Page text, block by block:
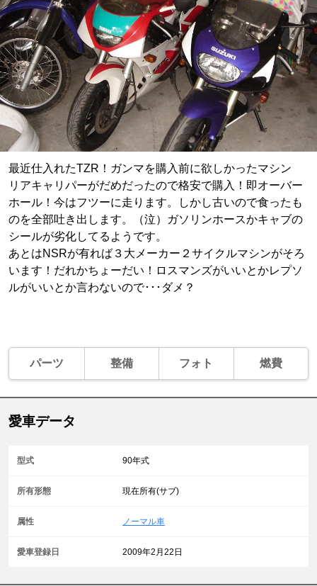
最近仕入れたTZR！ガンマを購入前に欲しかったマシン
リアキャリパーがだめだったので格安で購入！即オーバー
ホール！今はフツーに走ります。しかし古いので食ったも
のを全部吐き出します。（泣）ガソリンホースかキャブの
シールが劣化してるようです。
あとはNSRが有れば３大メーカー２サイクルマシンがそろ
います！だれかちょーだい！ロスマンズがいいとかレプソ
ルがいいとか言わないので･･･ダメ？
パーツ 整備 フォト 燃費
愛車データ
型式 90年式
所有形態 現在所有(サブ)
属性 ノーマル車
愛車登録日 2009年2月22日